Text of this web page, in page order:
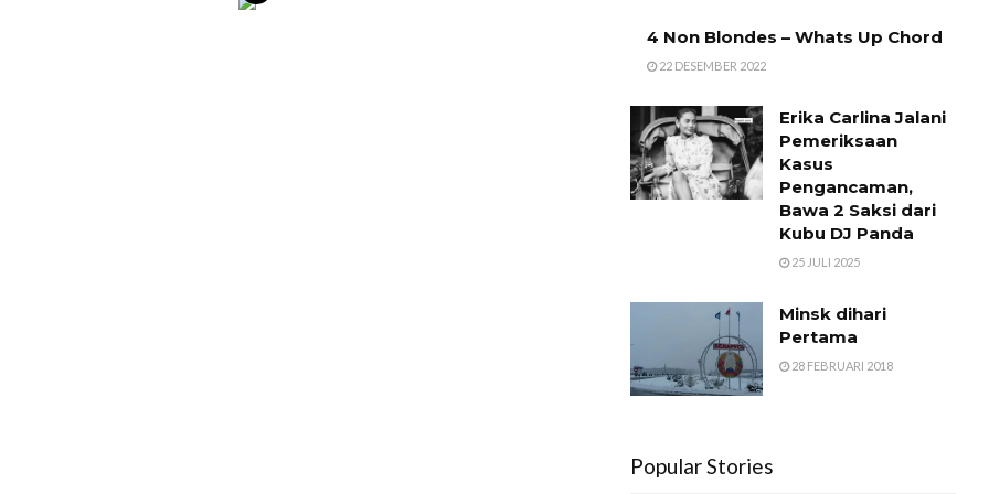
4 Non Blondes – Whats Up Chord
22 DESEMBER 2022
Erika Carlina Jalani
Pemeriksaan
Kasus
Pengancaman,
Bawa 2 Saksi dari
Kubu DJ Panda
25 JULI 2025
Minsk dihari
Pertama
28 FEBRUARI 2018
Popular Stories